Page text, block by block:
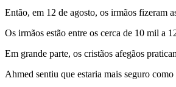
Então, em 12 de agosto, os irmãos fizeram
Os irmãos estão entre os cerca de 10 mil a
Em grande parte, os cristãos afegãos
Ahmed sentiu que estaria mais seguro